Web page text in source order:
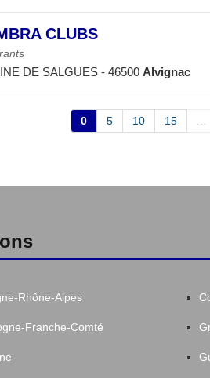
CLUBS
DE SALGUES - 46500 Alvignac
0 5 10 15 ...
Rhône-Alpes
Franche-Comté